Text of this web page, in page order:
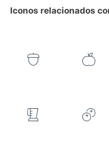
Iconos relacionados